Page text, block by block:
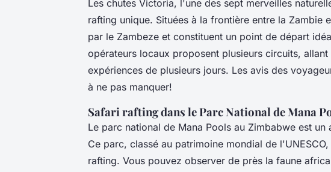
Les chutes Victoria, l'une des sept merveilles
rafting unique. Situées à la frontière entre la Zambie
par le Zambeze et constituent un point de départ
opérateurs locaux proposent plusieurs circuits,
expériences de plusieurs jours. Les avis des
à ne pas manquer!
Safari rafting dans le Parc National de Mana
Le parc national de Mana Pools au Zimbabwe est
Ce parc, classé au patrimoine mondial de
rafting. Vous pouvez observer de près la faune